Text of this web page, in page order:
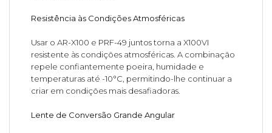
Resistência às Condições Atmosféricas
Usar o AR-X100 e PRF-49 juntos torna a X100VI
resistente às condições atmosféricas. A combinação
repele confiantemente poeira, humidade e
temperaturas até -10°C, permitindo-lhe continuar a
criar em condições mais desafiadoras.
Lente de Conversão Grande Angular